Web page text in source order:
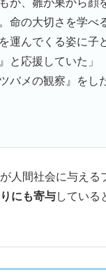
が、雛が巣から顔
命の大切さを学べ
運んでくる姿に子
と応援していた」
バメの観察』をし
人間社会に与える
にも寄与している